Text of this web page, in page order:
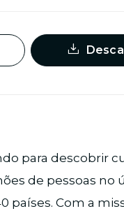
para descobrir
de pessoas no
países. Com a